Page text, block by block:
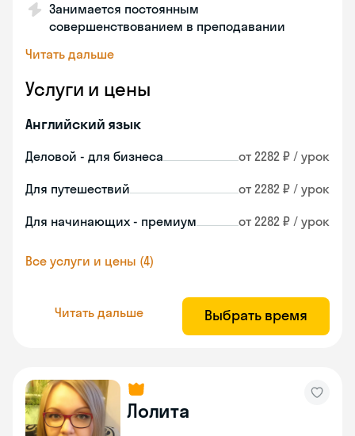
Занимается постоянным
совершенствованием в преподавании
Читать дальше
Услуги и цены
Английский язык
Деловой - для бизнеса от 2282 ₽ / урок
Для путешествий от 2282 ₽ / урок
Для начинающих - премиум от 2282 ₽ / урок
Все услуги и цены (4)
Читать дальше Выбрать время
Лолита